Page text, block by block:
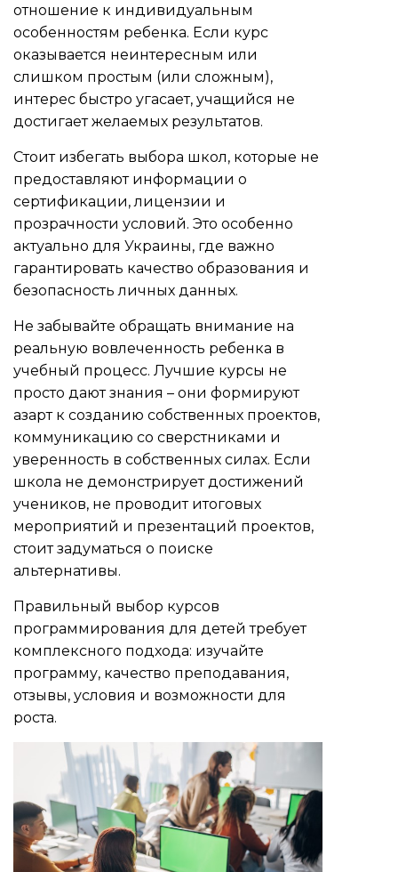
отношение к индивидуальным
особенностям ребенка. Если курс
оказывается неинтересным или
слишком простым (или сложным),
интерес быстро угасает, учащийся не
достигает желаемых результатов.
Стоит избегать выбора школ, которые не
предоставляют информации о
сертификации, лицензии и
прозрачности условий. Это особенно
актуально для Украины, где важно
гарантировать качество образования и
безопасность личных данных.
Не забывайте обращать внимание на
реальную вовлеченность ребенка в
учебный процесс. Лучшие курсы не
просто дают знания – они формируют
азарт к созданию собственных проектов,
коммуникацию со сверстниками и
уверенность в собственных силах. Если
школа не демонстрирует достижений
учеников, не проводит итоговых
мероприятий и презентаций проектов,
стоит задуматься о поиске
альтернативы.
Правильный выбор курсов
программирования для детей требует
комплексного подхода: изучайте
программу, качество преподавания,
отзывы, условия и возможности для
роста.